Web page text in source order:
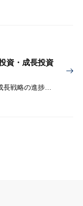
資・成長投資
米国を上回る生産性向上ペースが必要で成長戦略の進捗管理も課題